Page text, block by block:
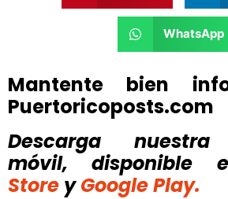
WhatsApp
Mantente bien
Puertoricoposts.com
Descarga nuestra
móvil, disponible
Store y Google Play.